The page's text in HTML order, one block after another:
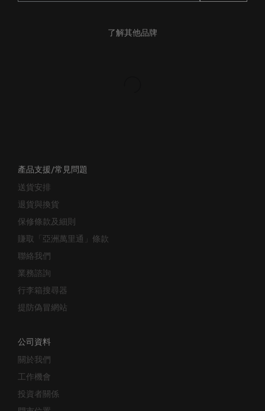
送貨安排
退貨與換貨
保修條款及細則
賺取「亞洲萬里通」條款
聯絡我們
業務諮詢
行李箱搜尋器
提防偽冒網站
關於我們
工作機會
投資者關係
門市位置